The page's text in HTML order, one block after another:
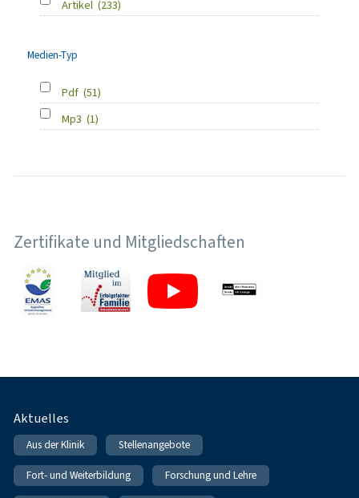
Artikel (233)
Medien-Typ
Pdf (51)
Mp3 (1)
Zertifikate und Mitgliedschaften
Fußnavigation
Aktuelles
Aus der Klinik Stellenangebote
Fort- und Weiterbildung Forschung und Lehre